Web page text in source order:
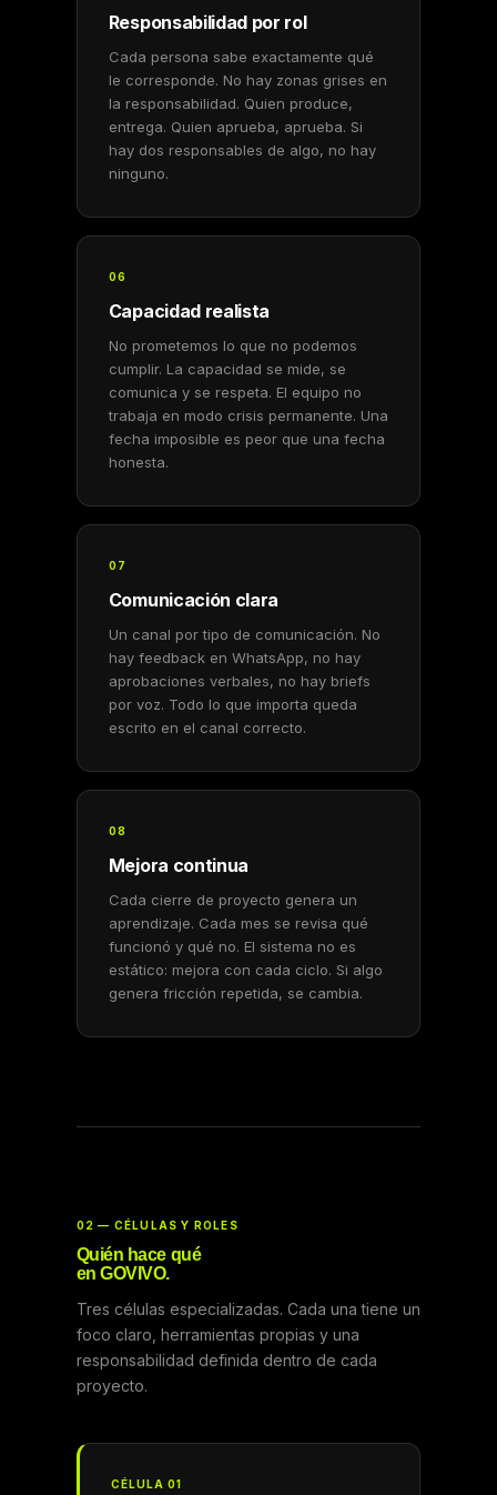
Responsabilidad por rol
Cada persona sabe exactamente qué
le corresponde. No hay zonas grises en
la responsabilidad. Quien produce,
entrega. Quien aprueba, aprueba. Si
hay dos responsables de algo, no hay
ninguno.
06
Capacidad realista
No prometemos lo que no podemos
cumplir. La capacidad se mide, se
comunica y se respeta. El equipo no
trabaja en modo crisis permanente. Una
fecha imposible es peor que una fecha
honesta.
07
Comunicación clara
Un canal por tipo de comunicación. No
hay feedback en WhatsApp, no hay
aprobaciones verbales, no hay briefs
por voz. Todo lo que importa queda
escrito en el canal correcto.
08
Mejora continua
Cada cierre de proyecto genera un
aprendizaje. Cada mes se revisa qué
funcionó y qué no. El sistema no es
estático: mejora con cada ciclo. Si algo
genera fricción repetida, se cambia.
02 — CÉLULAS Y ROLES
Quién hace qué
en GOVIVO.
Tres células especializadas. Cada una tiene un
foco claro, herramientas propias y una
responsabilidad definida dentro de cada
proyecto.
CÉLULA 01